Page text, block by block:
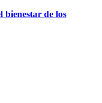
de los